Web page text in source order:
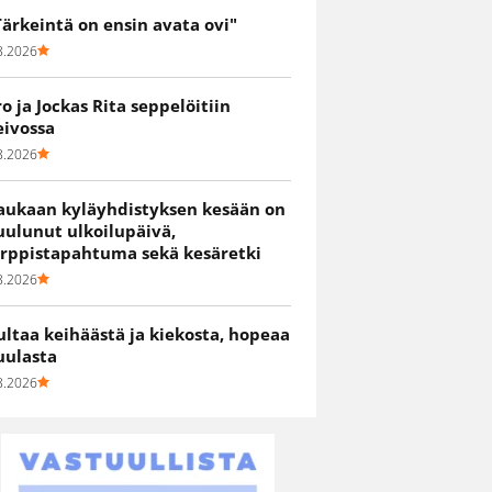
on ensin avata ovi"
ja Jockas Rita seppelöitiin
kyläyhdistyksen kesään on
ulkoilupäivä,
sekä kesäretki
keihäästä ja kiekosta, hopeaa